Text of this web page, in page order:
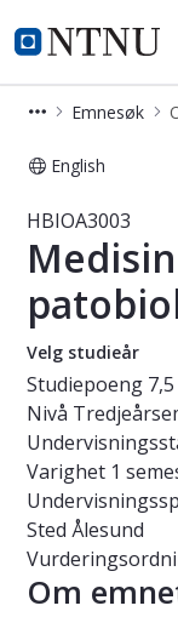
NTNU Hjemmeside
Studier
Emnesøk
English
Emne -
HBIOA3003
Velg studieår
Studiepoeng 7,5
Nivå
Varighet 1
Sted Ålesund
Om